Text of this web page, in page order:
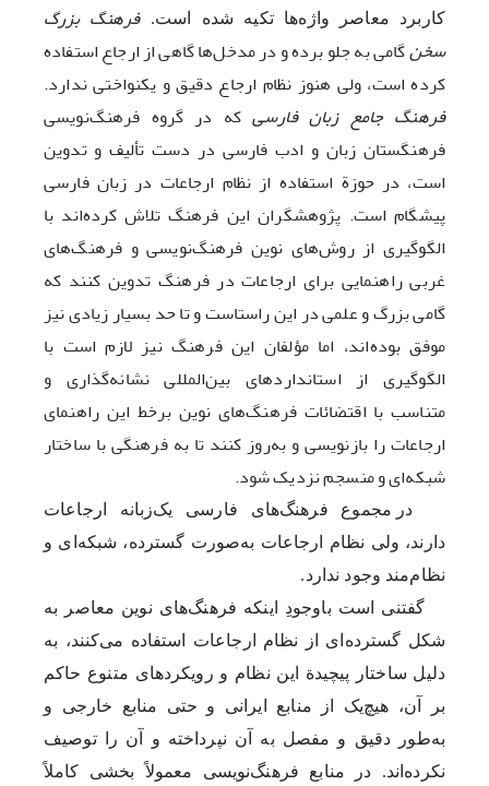
کاربرد معاصر واژه‌ها تکیه شده است.
فرهنگ بزرگ
سخنگامی به جلو برده و در مدخل‌ها گاهی از ارجاع استفاده
کرده است، ولی هنوز نظام ارجاع دقیق و یکنواختی ندارد.
فرهنگ جامع زبان فارسیکه در گروه فرهنگ‌نویسی
فرهنگستان زبان و ادب فارسی در دست تألیف و تدوین
است، ‌در حوزة استفاده از نظام ارجاعات در زبان فارسی
پیشگام است. پژوهشگران این فرهنگ تلاش کرده‌اند با
الگوگیری از روش‌های نوین فرهنگ‌نویسی و فرهنگ‌های
غربی راهنمایی برای ارجاعات در فرهنگ تدوین کنند که
گامی بزرگ و علمی در این راستاست و تا حد بسیار زیادی نیز
موفق بوده‌اند، اما مؤلفان این فرهنگ نیز لازم است با
الگوگیری از استانداردهای بین‌المللی نشانه‌گذاری و
متناسب با اقتضائات فرهنگ‌های نوین برخط این راهنمای
ارجاعات را بازنویسی و به‌روز کنند تا به فرهنگی با ساختار
شبکه‌ای و منسجم نزدیک شود.
در مجموع فرهنگ‌های فارسی یک‌زبانه ارجاعات
دارند، ولی نظام ارجاعات به‌صورت گسترده، شبکه‌ای و
نظام‌مند وجود ندارد.
گفتنی است باوجودِ اینکه فرهنگ‌های نوین معاصر به
شکل گسترده‌‌ای از نظام ارجاعات استفاده می‌کنند، به
دلیل ساختار پیچیدة این نظام و رویکردهای متنوع حاکم
بر آن، ‌هیچ‌یک از منابع ایرانی و حتی منابع خارجی و
به‌طور دقیق و مفصل به آن نپرداخته و آن را توصیف
نکرده‌اند. در منابع فرهنگ‌نویسی معمولاً بخشی کاملاً